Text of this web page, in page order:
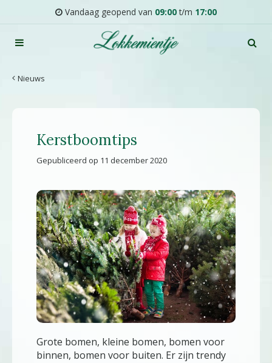
Nieuws
Vandaag geopend van 09:00t/m 17:00
Kerstboomtips
Gepubliceerd op 11 december 2020
Grote bomen, kleine bomen, bomen voor
binnen, bomen voor buiten. Er zijn trendy